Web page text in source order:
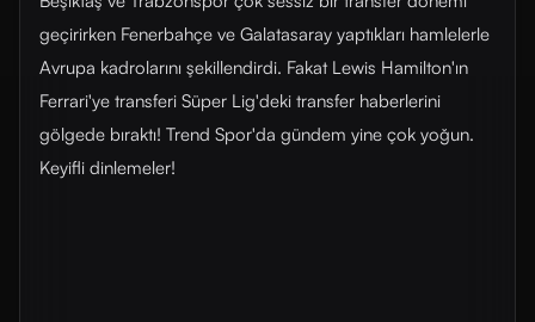
geçirirken Fenerbahçe ve Galatasaray yaptıkları hamlelerle
Avrupa kadrolarını şekillendirdi. Fakat Lewis Hamilton'ın
Ferrari'ye transferi Süper Lig'deki transfer haberlerini
gölgede bıraktı! Trend Spor'da gündem yine çok yoğun.
Keyifli dinlemeler!